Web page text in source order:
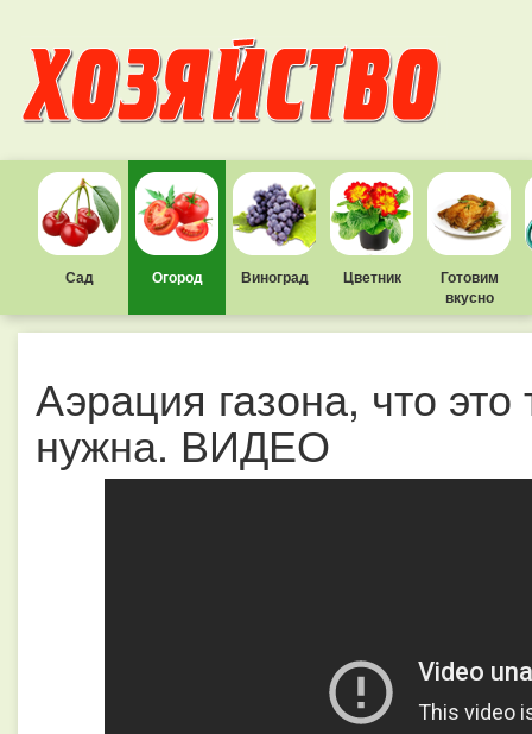
Сад Огород Виноград Цветник
Готовим
вкусно
Аэрация газона, что
нужна. ВИДЕО